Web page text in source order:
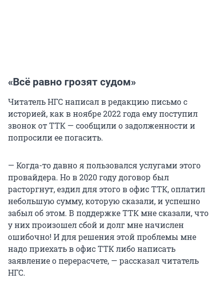
«Всё равно грозят судом»
Читатель НГС написал в редакцию письмо с
историей, как в ноябре 2022 года ему поступил
звонок от ТТК — сообщили о задолженности и
попросили ее погасить.
— Когда-то давно я пользовался услугами этого
провайдера. Но в 2020 году договор был
расторгнут, ездил для этого в офис ТТК, оплатил
небольшую сумму, которую сказали, и успешно
забыл об этом. В поддержке ТТК мне сказали, что
у них произошел сбой и долг мне начислен
ошибочно! И для решения этой проблемы мне
надо приехать в офис ТТК либо написать
заявление о перерасчете, — рассказал читатель
НГС.